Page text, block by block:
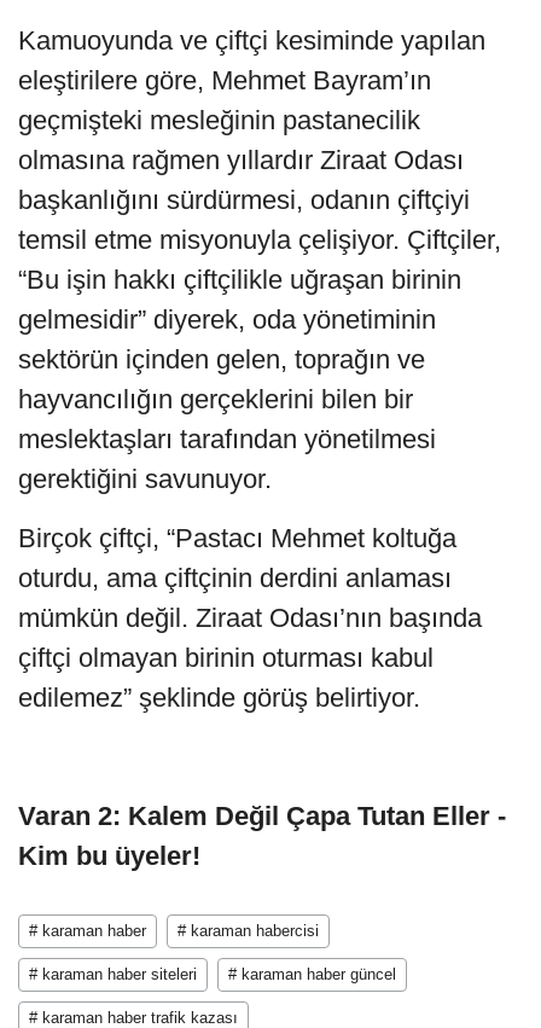
Kamuoyunda ve çiftçi kesiminde yapılan
eleştirilere göre, Mehmet Bayram’ın
geçmişteki mesleğinin pastanecilik
olmasına rağmen yıllardır Ziraat Odası
başkanlığını sürdürmesi, odanın çiftçiyi
temsil etme misyonuyla çelişiyor. Çiftçiler,
“Bu işin hakkı çiftçilikle uğraşan birinin
gelmesidir” diyerek, oda yönetiminin
sektörün içinden gelen, toprağın ve
hayvancılığın gerçeklerini bilen bir
meslektaşları tarafından yönetilmesi
gerektiğini savunuyor.
Birçok çiftçi, “Pastacı Mehmet koltuğa
oturdu, ama çiftçinin derdini anlaması
mümkün değil. Ziraat Odası’nın başında
çiftçi olmayan birinin oturması kabul
edilemez” şeklinde görüş belirtiyor.
Varan 2: Kalem Değil Çapa Tutan Eller -
Kim bu üyeler!
# karaman haber # karaman habercisi
# karaman haber siteleri # karaman haber güncel
# karaman haber trafik kazası